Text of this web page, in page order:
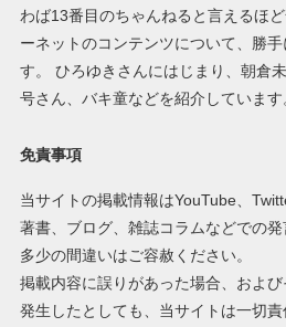
わば13番目のちゃんねると言えるほ
ーネットのコンテンツについて、勝
す。 ひろゆきさんにはじまり、朝倉
号さん、バキ童などを紹介しています
免責事項
当サイトの掲載情報はYouTube、
著書、ブログ、雑誌コラムなどでの発
多少の間違いはご容赦ください。
掲載内容に誤りがあった場合、およ
発生したとしても、当サイトは一切